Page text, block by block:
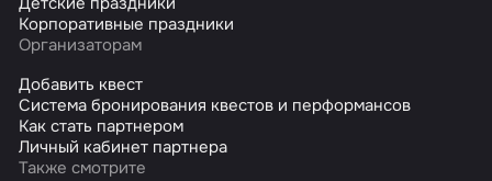
Корпоративные праздники
Организаторам
Добавить квест
Система бронирования квестов и перформансов
Как стать партнером
Личный кабинет партнера
Также смотрите